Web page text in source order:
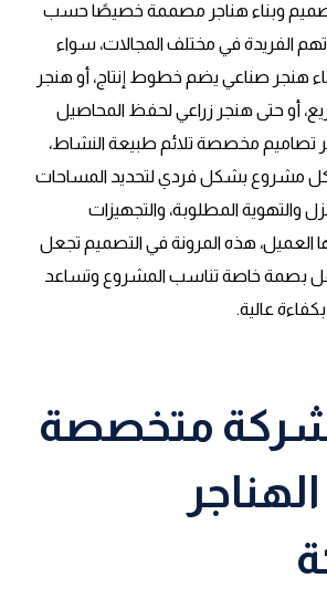
تصميم وبناء هناجر مصممة خصيصًا حسب
الفريدة في مختلف المجالات، سواء
هنجر صناعي يضم خطوط إنتاج، أو هنجر
أو حتى هنجر زراعي لحفظ المحاصيل
تصاميم مخصصة تلائم طبيعة النشاط،
مشروع بشكل فردي لتحديد المساحات
والتهوية المطلوبة، والتجهيزات
العميل، هذه المرونة في التصميم تجعل
بصمة خاصة تناسب المشروع وتساعد
عالية.
متخصصة